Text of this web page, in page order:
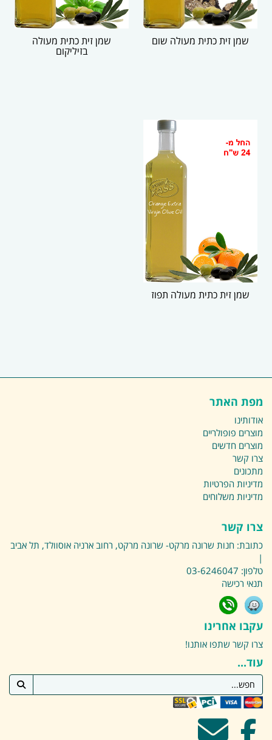
שמן זית כתית מעולה שום שמן זית כתית מעולה
בזיליקום
שמן זית כתית מעולה תפוז
מפת האתר
אודותינו
מוצרים פופולריים
מוצרים חדשים
צרו קשר
מתכונים
מדיניות הפרטיות
מדיניות משלוחים
צרו קשר
כתובת: חנות שרונה מרקט- שרונה מרקט, רחוב ארניה אוסוולד, תל אביב
|
טלפון: 03-6246047
תנאי רכישה
עקבו אחרינו
צרו קשר שתפו אותנו!
עוד...